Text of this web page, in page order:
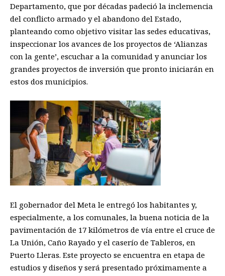
Departamento, que por décadas padeció la inclemencia
del conflicto armado y el abandono del Estado,
planteando como objetivo visitar las sedes educativas,
inspeccionar los avances de los proyectos de ‘Alianzas
con la gente’, escuchar a la comunidad y anunciar los
grandes proyectos de inversión que pronto iniciarán en
estos dos municipios.
El gobernador del Meta le entregó los habitantes y,
especialmente, a los comunales, la buena noticia de la
pavimentación de 17 kilómetros de vía entre el cruce de
La Unión, Caño Rayado y el caserío de Tableros, en
Puerto Lleras. Este proyecto se encuentra en etapa de
estudios y diseños y será presentado próximamente a